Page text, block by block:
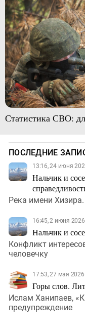
Статистика СВО:
ПОСЛЕДНИЕ
13:16, 24 июня
Нальчик и
Река имени
16:45, 2 июня 2026
Нальчик и
Конфликт
человечку
17:53, 27 мая 2026
Горы слов.
Ислам Ханипаев,
предупреждение